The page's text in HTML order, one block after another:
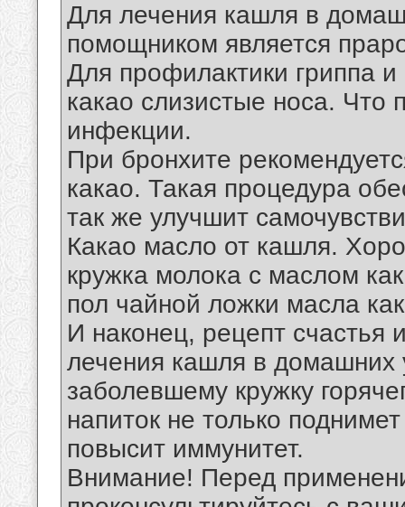
Для лечения кашля в
помощником является
Для профилактики гриппа
какао слизистые носа.
инфекции.
При бронхите
какао. Такая процедура
так же улучшит
Какао масло от кашля.
кружка молока с маслом
пол чайной ложки масла
И наконец, рецепт счастья
лечения кашля в домашних
заболевшему кружку
напиток не только
повысит иммунитет.
Внимание! Перед